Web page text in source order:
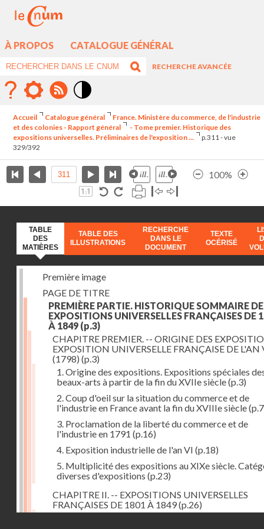
À PROPOS CATALOGUE GÉNÉRAL
RECHERCHE AVANCÉE
élévé
Accueil Catalogue général
France. Ministère du commerce, de l'industrie
et des colonies - Rapport général
- Tome premier. Historique des
expositions universelles. Préliminaires de l'exposition ...
p.311 - vue
329/392
100%
TABLE
DES
MATIÈRES
TABLE DES
ILLUSTRATIONS
RECHERCHE
DANS LE
DOCUMENT
TEXTE
OCÉRISÉ
Première image
PAGE DE TITRE
PREMIÈRE PARTIE. HISTORIQUE SOMMAIRE
EXPOSITIONS UNIVERSELLES FRANÇAISES DE
À 1849 (p.3)
CHAPITRE PREMIER. -- ORIGINE DES
EXPOSITION UNIVERSELLE FRANÇAISE DE L'AN
(1798) (p.3)
1. Origine des expositions. Expositions spéciales
beaux-arts à partir de la fin du XVIIe siècle(p.3)
2. Coup d'oeil sur la situation du commerce et de
l'industrie en France avant la fin du XVIIIe siècle
3. Proclamation de la liberté du commerce et de
l'industrie en 1791 (p.16)
4. Exposition industrielle de l'an VI (p.18)
5. Multiplicité des expositions au XIXe siècle.
diverses d'expositions (p.23)
CHAPITRE II. -- EXPOSITIONS UNIVERSELLES
FRANÇAISES DE 1801 À 1849(p.26)